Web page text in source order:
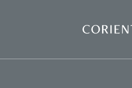
Retour à la page